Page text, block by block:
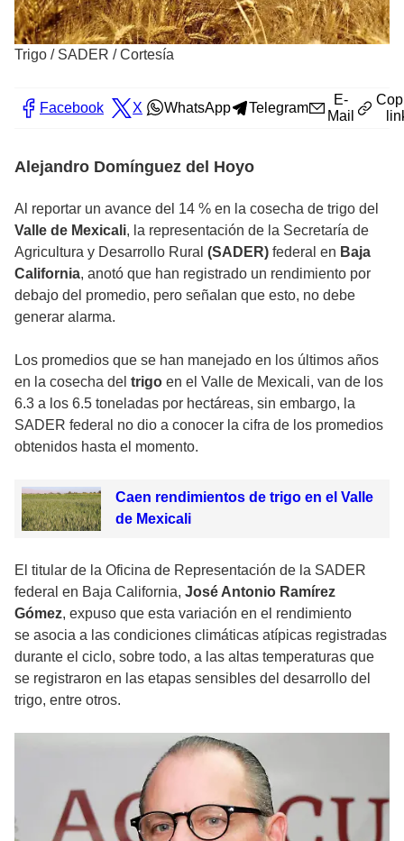
Trigo / SADER / Cortesía
Facebook X WhatsApp Telegram
E-
Mail
Alejandro Domínguez del Hoyo
Al reportar un avance del 14 % en la cosecha de trigo del
Valle de Mexicali, la representación de la Secretaría de
Agricultura y Desarrollo Rural (SADER) federal en Baja
California, anotó que han registrado un rendimiento por
debajo del promedio, pero señalan que esto, no debe
generar alarma.
Los promedios que se han manejado en los últimos años
en la cosecha del trigo en el Valle de Mexicali, van de los
6.3 a los 6.5 toneladas por hectáreas, sin embargo, la
SADER federal no dio a conocer la cifra de los promedios
obtenidos hasta el momento.
Caen rendimientos de trigo en el Valle
de Mexicali
El titular de la Oficina de Representación de la SADER
federal en Baja California, José Antonio Ramírez
Gómez, expuso que esta variación en el rendimiento
se asocia a las condiciones climáticas atípicas registradas
durante el ciclo, sobre todo, a las altas temperaturas que
se registraron en las etapas sensibles del desarrollo del
trigo, entre otros.